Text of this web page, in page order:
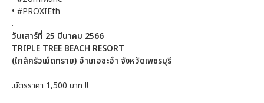
• #PROXIEth
.
วันเสาร์ที่ 25 มีนาคม 2566
TRIPLE TREE BEACH RESORT
(ใกล้ครัวเม็ดทราย) อำเภอชะอำ จังหวัดเพชรบุรี
.บัตรราคา 1,500 บาท !!